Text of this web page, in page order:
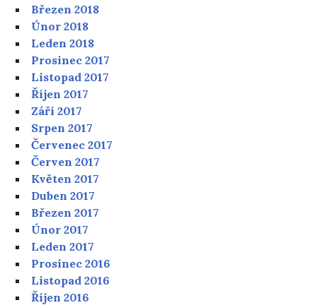
Březen 2018
Únor 2018
Leden 2018
Prosinec 2017
Listopad 2017
Říjen 2017
Září 2017
Srpen 2017
Červenec 2017
Červen 2017
Květen 2017
Duben 2017
Březen 2017
Únor 2017
Leden 2017
Prosinec 2016
Listopad 2016
Říjen 2016